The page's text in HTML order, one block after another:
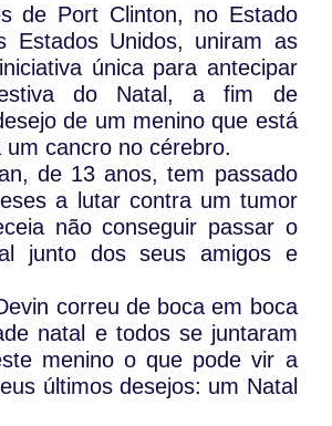
de Port Clinton, no Estado
Estados Unidos, uniram as
única para antecipar
do Natal, a fim de
de um menino que está
cancro no cérebro.
de 13 anos, tem passado
a lutar contra um tumor
não conseguir passar o
junto dos seus amigos e
correu de boca em boca
natal e todos se juntaram
menino o que pode vir a
últimos desejos: um Natal